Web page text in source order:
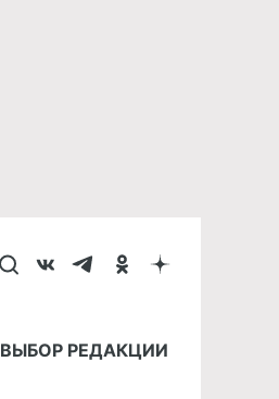
ВЫБОР РЕДАКЦИИ